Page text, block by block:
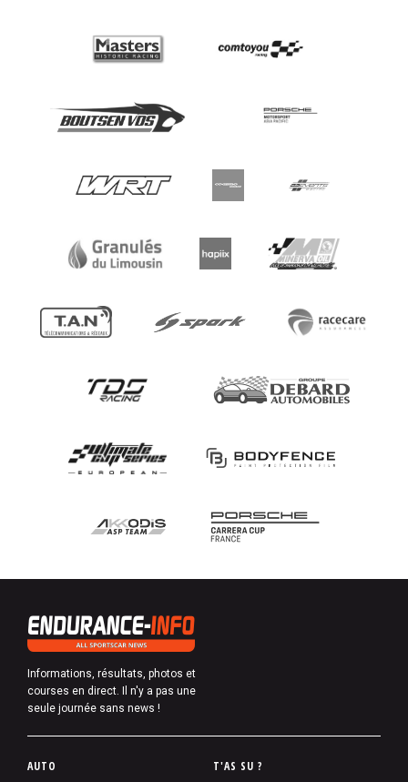
Informations, résultats, photos et
courses en direct. Il n'y a pas une
seule journée sans news !
P
AUTO T'AS SU ?